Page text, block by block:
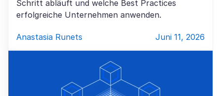
Schritt abläuft und welche Best Practices
erfolgreiche Unternehmen anwenden.
Anastasia Runets Juni 11, 2026